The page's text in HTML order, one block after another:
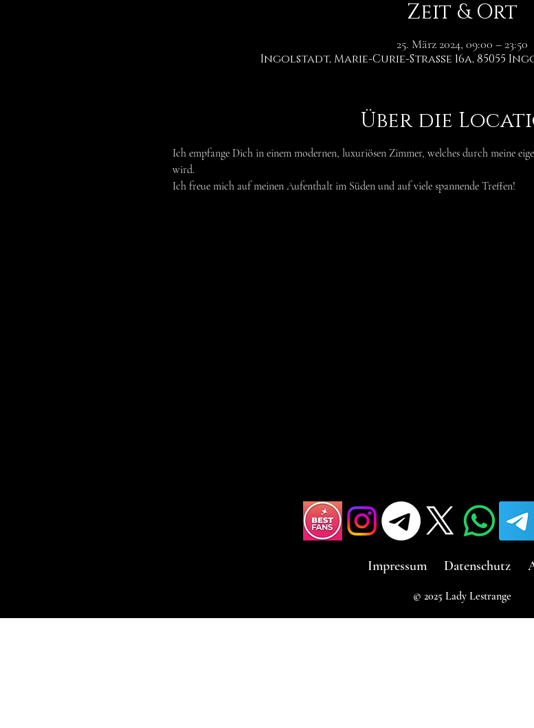
Zeit & Ort
25. März 2024, 09:00 – 23:50
Ingolstadt, Marie-Curie-Straße 16a, 85055
Über die
Ich empfange Dich in einem modernen, luxuriösen Zimmer, welches durch meine
wird.
Ich freue mich auf meinen Aufenthalt im Süden und auf viele spannende Treffen!
Impressum Datenschutz
© 2025 Lady Lestrange